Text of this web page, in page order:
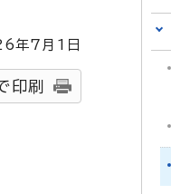
年7月1日
印刷